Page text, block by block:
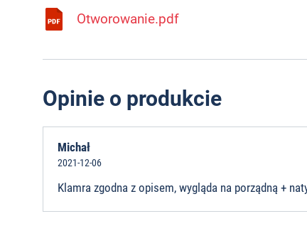
Otworowanie.pdf
Opinie o produkcie
Michał
2021-12-06
Klamra zgodna z opisem, wygląda na porządną +